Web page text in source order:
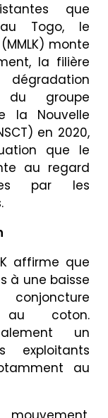
que
Togo, le
monte
la filière
du groupe
la Nouvelle
en 2020,
que le
au regard
par les
affirme que
à une baisse
au coton.
un
exploitants
au